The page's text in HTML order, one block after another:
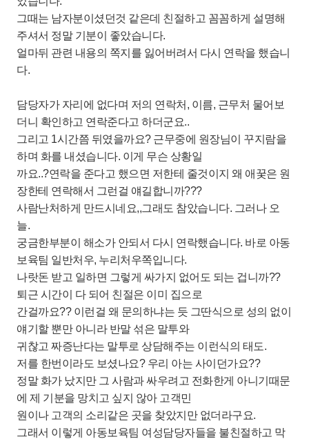
그때는 남자분이셨던것 같은데 친절하고 꼼꼼하게 설명해
주셔서 정말 기분이 좋았습니다.
얼마뒤 관련 내용의 쪽지를 잃어버려서 다시 연락을 했습니
다.
담당자가 자리에 없다며 저의 연락처, 이름, 근무처 물어보
더니 확인하고 연락준다고 하더군요..
그리고 1시간쯤 뒤였을까요? 근무중에 원장님이 꾸지람을
하며 화를 내셨습니다. 이게 무슨 상황일
까요..?연락을 준다고 했으면 저한테 줄것이지 왜 애꿎은 원
장한테 연락해서 그런걸 얘길합니까???
사람난처하게 만드시네요,,그래도 참았습니다. 그러나 오
늘.
궁금한부분이 해소가 안되서 다시 연락했습니다. 바로 아동
보육팀 일반처우, 누리처우쪽입니다.
나랏돈 받고 일하면 그렇게 싸가지 없어도 되는 겁니까??
퇴근 시간이 다 되어 친절은 이미 집으로
간걸까요?? 이런걸 왜 문의하냐는 듯 그딴식으로 성의 없이
얘기할 뿐만 아니라 반말 섞은 말투와
귀찮고 짜증난다는 말투로 상담해주는 이런식의 태도.
저를 한번이라도 보셨나요? 우리 아는 사이던가요??
정말 화가 났지만 그 사람과 싸우려고 전화한게 아니기때문
에 제 기분을 망치고 싶지 않아 고객민
원이나 고객의 소리같은 곳을 찾았지만 없더라구요.
그래서 이렇게 아동보육팀 여성담당자들을 불친절하고 막